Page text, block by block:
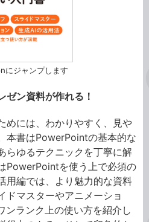
にジャンプします
ゼン資料が作れる！
めには、わかりやすく、見や
本書はPowerPointの基本的な
らゆるテクニックを丁寧に解
PowerPointを使う上で必須の
用編では、より魅力的な資料
ドマスターやアニメーショ
ンランク上の使い方を紹介し